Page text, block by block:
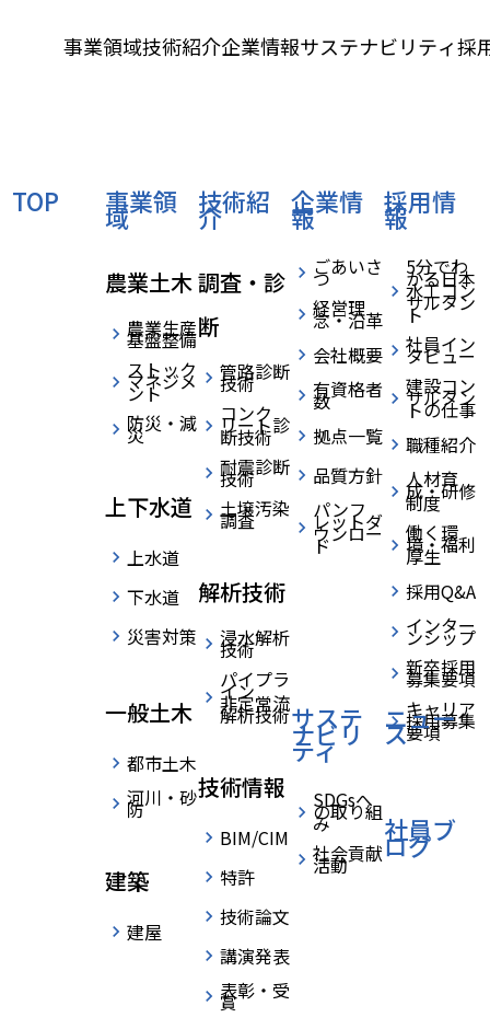
事業領域技術紹介企業情報サステナビリティ採
TOP 事業領
域
農業土木
農業生産
基盤整備
ストック
マネジメ
ント
防災・減
災
上下水道
上水道
下水道
災害対策
一般土木
都市土木
河川・砂
防
建築
建屋
技術紹
介
調査・診
断
管路診断
技術
コンク
リート診
断技術
耐震診断
技術
土壌汚染
調査
解析技術
浸水解析
技術
パイプラ
イン
非定常流
解析技術
技術情報
BIM/CIM
特許
技術論文
講演発表
表彰・受
賞
企業情
報
ごあいさ
つ
経営理
念・沿革
会社概要
有資格者
数
拠点一覧
品質方針
パンフ
レットダ
ウンロー
ド
サステ
ナビリ
ティ
SDGsへ
の取り組
み
社会貢献
活動
採用情
報
5分でわ
かる日本
水工コン
サルタン
ト
社員イン
タビュー
建設コン
サルタン
トの仕事
職種紹介
人材育
成・研修
制度
働く環
境・福利
厚生
採用Q&A
インター
ンシップ
新卒採用
募集要項
キャリア
採用募集
要項
ニュー
ス
社員ブ
ログ
社員インタビュー
生物多様性が維持される設計
を｡そのために必要な技術力を
身につけたい｡
技術職
2022年入社 ｜ 新卒 ｜ 獣医学部卒